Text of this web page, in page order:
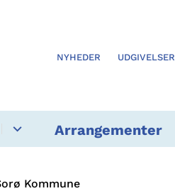
NYHEDER UDGIVELSER
Arrangementer
Kommune